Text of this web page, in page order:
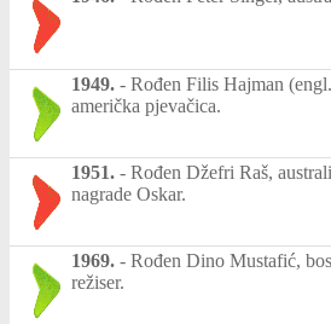
1949. - Rođen Filis Hajman
američka pjevačica.
1951. - Rođen Džefri Raš,
nagrade Oskar.
1969. - Rođen Dino Mustafić,
režiser.